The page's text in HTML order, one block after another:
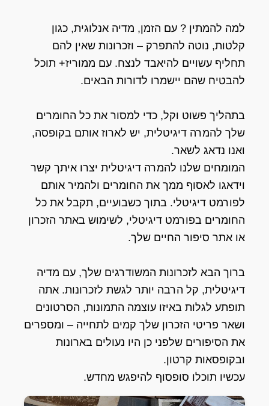
למה להמתין ? עם הזמן, מדיה אנלוגית, כגון
קלטות, נוטה להתפרק – וזכרונות שאין להם
תחליף עשויים להיאבד לנצח. עם ממוריז+ תוכל
להבטיח שהם יישמרו לדורות הבאים.
בתהליך פשוט וקל, כדי למסור את כל החומרים
שלך להמרה דיגיטלית, יש לארוז אותם בקופסה,
ואנו נדאג לשאר.
המומחים שלנו להמרה דיגיטלית יצרו איתך קשר
וידאגו לאסוף ממך את החומרים ולהמיר אותם
לפורמט דיגיטלי. בתוך כשבועיים, תקבל את כל
החומרים בפורמט דיגיטלי, לשימוש באתר הזכרון
או אתר סיפור החיים שלך.
ברוך הבא לזכרונות המשודרגים שלך, עם מדיה
דיגיטלית, קל הרבה יותר לגשת לזכרונות. אתה
תופתע לגלות באיזו עוצמה התמונות, הסרטונים
ושאר פריטי הזכרון שלך קמים לתחייה – ומספרים
את הסיפורים שלפני כן היו נעולים בארונות
ובקופסאות קרטון.
עכשיו תוכלו סופסוף להיפגש מחדש.